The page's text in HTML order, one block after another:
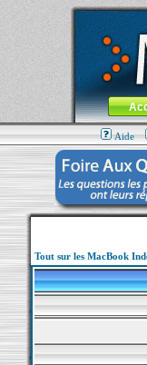
MacBook-fr.com :
Aller au contenu
Menu
Aide
Tout sur les MacBook